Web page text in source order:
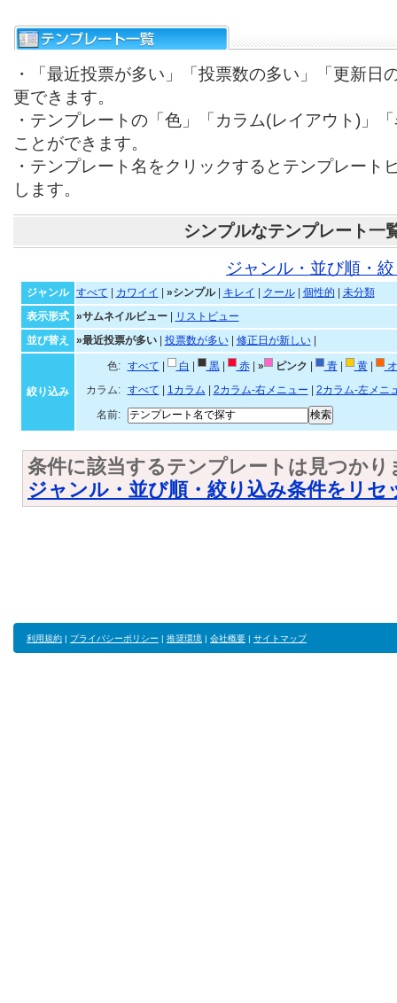
・「最近投票が多い」「投票数の多い」「更新日
更できます。
・テンプレートの「色」「カラム(レイアウト)」
ことができます。
・テンプレート名をクリックするとテンプレート
します。
シンプルなテンプレート一
ジャンル・並び順・
ジャンル すべて カワイイ »シンプル| キレイ クール| 個性的
未分類
表示形式
»サムネイルビュー|
リストビュー
並び替え
»最近投票が多い| 投票数が多い| 修正日が新しい|
絞り込み
色: すべて 白 黒| 赤| » ピンク 青| 黄|
カラム:
すべて 1カラム 2カラム-右メニュー
2カラム-左メニ
名前:
条件に該当するテンプレートは見つかり
ジャンル・並び順・絞り込み条件をリセ
利用規約 | プライバシーポリシー | 推奨環境 | 会社概要 | サイトマップ